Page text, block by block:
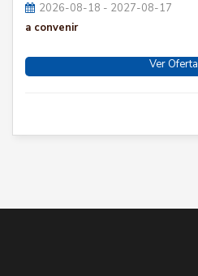
2026-08-18 - 2027-08-17
a convenir
Ver Oferta